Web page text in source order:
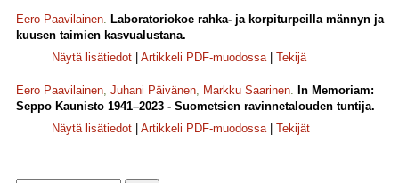
Eero Paavilainen. Laboratoriokoe rahka- ja korpiturpeilla männyn ja
kuusen taimien kasvualustana.
Näytä lisätiedot
Artikkeli PDF-muodossa| Tekijä
Eero Paavilainen, Juhani Päivänen, Markku Saarinen. In Memoriam:
Seppo Kaunisto 1941–2023 - Suometsien ravinnetalouden tuntija.
Näytä lisätiedot
Artikkeli PDF-muodossa| Tekijät